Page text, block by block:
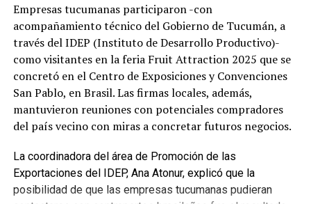
interesado.
– Vincularse con referentes nacionales e
internacionales del sector vitivinícola.
– Posicionar a Tucumán y a sus bodegas en particular
como productor de vinos de calidad, destacando la
identidad y la expresión del terruño local.
– Acceder a difusión institucional a través de la
Asociación Argentina de Sommeliers (AAS) y el IDEP
que acompañan el evento.
donaciones de productos de panadería y pastelería a
comedores y merenderos de distintos barrios de la
provincia. Esta acción solidaria —desarrollada en
conjunto con diversas ONG locales— aporta al
desarrollo social y nutricional de niños y familias en
situación de vulnerabilidad.
Modernización y expansión
Con una visión de largo plazo, la cadena viene
implementando un plan de renovación integral de sus
sucursales, donde se han incorporado espacios más
Empresas tucumanas participaron -con
acompañamiento técnico del Gobierno de Tucumán, a
través del IDEP (Instituto de Desarrollo Productivo)-
como visitantes en la feria Fruit Attraction 2025 que se
concretó en el Centro de Exposiciones y Convenciones
San Pablo, en Brasil. Las firmas locales, además,
mantuvieron reuniones con potenciales compradores
del país vecino con miras a concretar futuros negocios.
La coordinadora del área de Promoción de las
Exportaciones del IDEP, Ana Atonur, explicó que la
posibilidad de que las empresas tucumanas pudieran